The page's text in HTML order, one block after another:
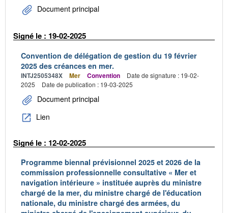
Document principal
Signé le : 19-02-2025
Convention de délégation de gestion du 19 février
2025 des créances en mer.
INTJ2505348X Mer Convention
Date de signature : 19-02-
2025
Date de publication : 19-03-2025
Document principal
Lien
Signé le : 12-02-2025
Programme biennal prévisionnel 2025 et 2026 de la
commission professionnelle consultative « Mer et
navigation intérieure » instituée auprès du ministre
chargé de la mer, du ministre chargé de l'éducation
nationale, du ministre chargé des armées, du